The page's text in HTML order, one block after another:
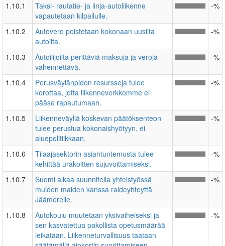
1.10.1
Taksi- rautatie- ja linja-autoliikenne
vapautetaan kilpailulle.
-%
1.10.2
Autovero poistetaan kokonaan uusilta
autoilta.
-%
1.10.3
Autoilijoilta perittäviä maksuja ja veroja
vähennettävä.
-%
1.10.4
Perusväylänpidon resursseja tulee
korottaa, jotta liikenneverkkomme ei
pääse rapautumaan.
-%
1.10.5
Liikenneväyliä koskevan päätöksenteon
tulee perustua kokonaishyötyyn, ei
aluepolitiikkaan.
-%
1.10.6
Tilaajasektorin asiantuntemusta tulee
kehittää urakoitten sujuvoittamiseksi.
-%
1.10.7
Suomi alkaa suunnitella yhteistyössä
muiden maiden kanssa raideyhteyttä
Jäämerelle.
-%
1.10.8
Autokoulu muutetaan yksivaiheiseksi ja
sen kasvatettua pakollista opetusmäärää
leikataan. Liikenneturvallisuus taataan
-%